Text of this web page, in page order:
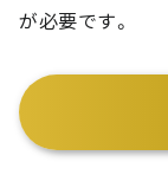
が必要です。